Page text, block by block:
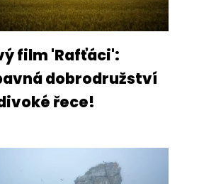
film 'Rafťáci':
dobrodružství
řece!